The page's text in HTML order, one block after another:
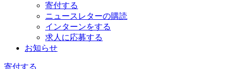
寄付する
ニュースレターの購読
インターンをする
求人に応募する
お知らせ
寄付する